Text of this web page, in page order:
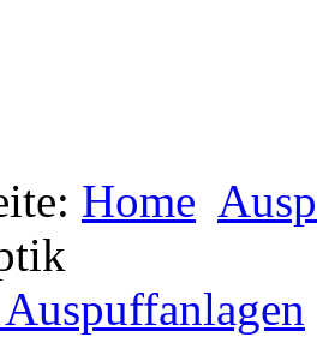
Home